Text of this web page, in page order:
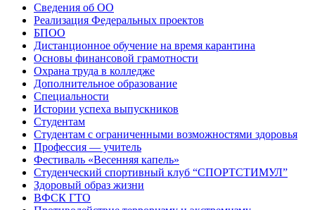
Сведения об ОО
Реализация Федеральных проектов
БПОО
Дистанционное обучение на время карантина
Основы финансовой грамотности
Охрана труда в колледже
Дополнительное образование
Специальности
Истории успеха выпускников
Студентам
Студентам с ограниченными возможностями здоровья
Профессия — учитель
Фестиваль «Весенняя капель»
Студенческий спортивный клуб “СПОРТСТИМУЛ”
Здоровый образ жизни
ВФСК ГТО